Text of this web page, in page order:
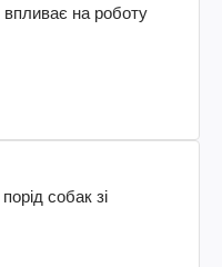
на роботу
собак зі